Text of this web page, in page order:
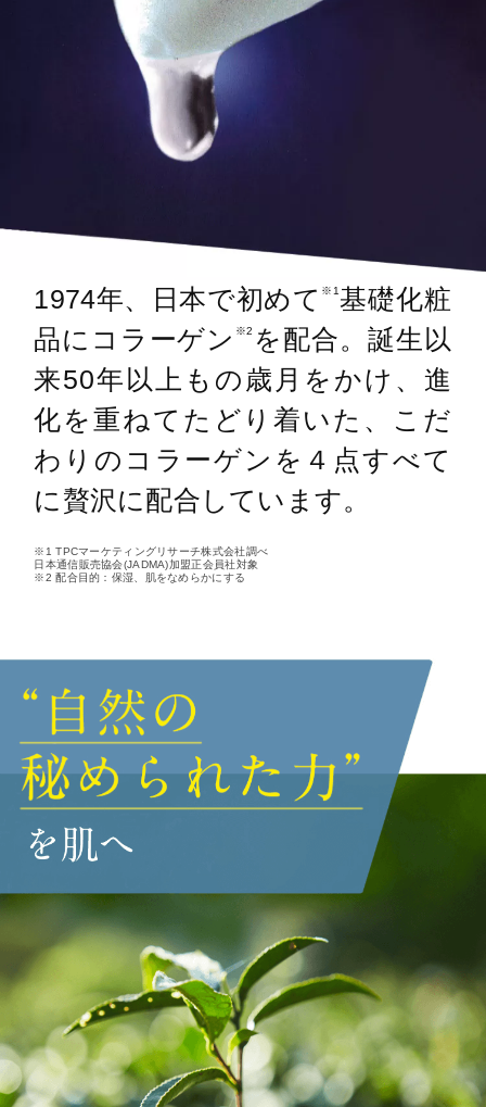
1974年、日本で初めて ※1 基礎化粧
品にコラーゲン ※2 を配合。誕生以
来50年以上もの歳月をかけ、進
化を重ねてたどり着いた、こだ
わりのコラーゲンを４点すべて
に贅沢に配合しています。
※1 TPCマーケティングリサーチ株式会社調べ
日本通信販売協会(JADMA)加盟正会員社対象
※2 配合目的：保湿、肌をなめらかにする